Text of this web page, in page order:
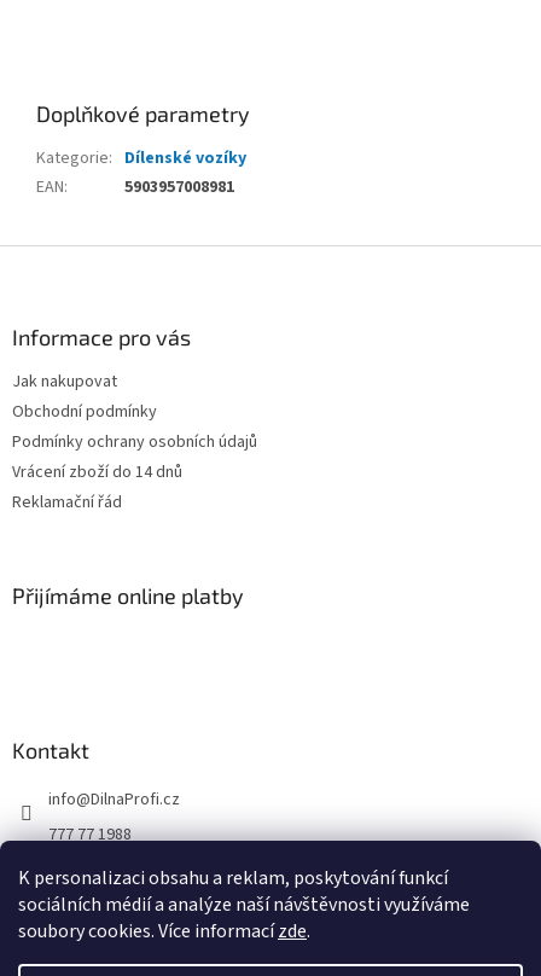
K personalizaci obsahu a reklam, poskytování funkcí
sociálních médií a analýze naší návštěvnosti využíváme
soubory cookies. Více informacízde.
Doplňkové parametry
Kategorie: Dílenské vozíky
EAN: 5903957008981
Informace pro vás
Jak nakupovat
Obchodní podmínky
Podmínky ochrany osobních údajů
Vrácení zboží do 14 dnů
Reklamační řád
Přijímáme online platby
Kontakt
info@DilnaProfi.cz
777 77 1988